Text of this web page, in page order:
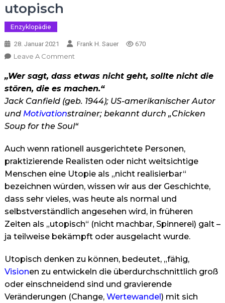
utopisch
Enzyklopädie
28. Januar 2021 Frank H. Sauer 670
Leave A CommentOn
„Wer sagt, dass etwas nicht geht, sollte nicht die
stören, die es machen.“
Jack Canfield (geb. 1944); US-amerikanischer Autor
und Motivationstrainer; bekannt durch „Chicken
Soup for the Soul“
Auch wenn rationell ausgerichtete Personen,
praktizierende Realisten oder nicht weitsichtige
Menschen eine Utopie als „nicht realisierbar“
bezeichnen würden, wissen wir aus der Geschichte,
dass sehr vieles, was heute als normal und
selbstverständlich angesehen wird, in früheren
Zeiten als „utopisch“ (nicht machbar, Spinnerei) galt –
ja teilweise bekämpft oder ausgelacht wurde.
Utopisch denken zu können, bedeutet, „fähig,
Visionen zu entwickeln die überdurchschnittlich groß
oder einschneidend sind und gravierende
Veränderungen (Change, Wertewandel) mit sich